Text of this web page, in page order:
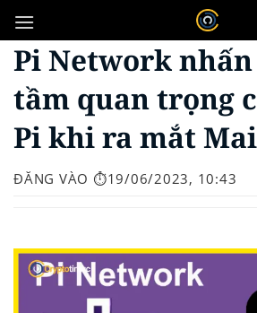
qua
nội
Pi Network
tầm quan trọng
Pi khi ra mắt
ĐĂNG VÀO ⏱️19/06/2023, 10:43